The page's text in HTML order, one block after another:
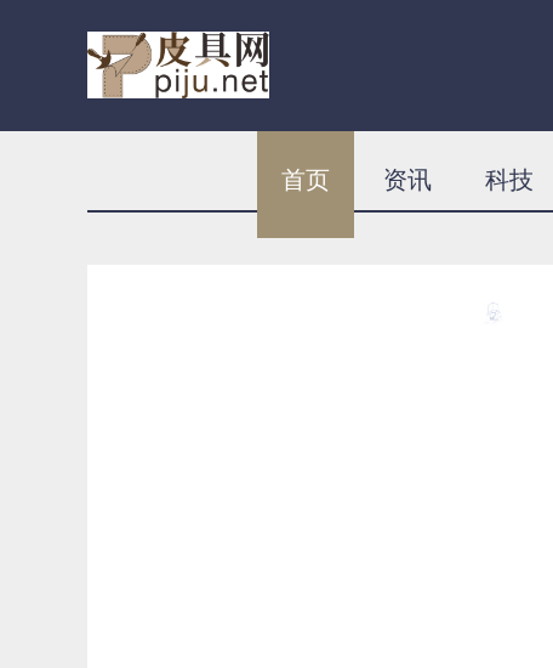
首页 资讯 科技